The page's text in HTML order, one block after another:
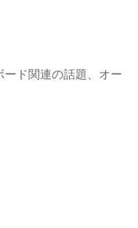
ド関連の話題、オー